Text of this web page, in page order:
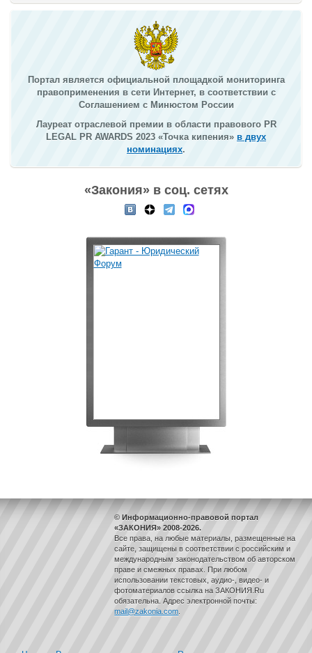
Портал является официальной площадкой мониторинга
правоприменения в сети Интернет, в соответствии с
Соглашением с Минюстом России
Лауреат отраслевой премии в области правового PR
LEGAL PR AWARDS 2023 «Точка кипения» в двух
номинациях.
«Закония» в соц. сетях
© Информационно-правовой портал
«ЗАКОНИЯ» 2008-2026.
Все права, на любые материалы, размещенные на
сайте, защищены в соответствии с российским и
международным законодательством об авторском
праве и смежных правах. При любом
использовании текстовых, аудио-, видео- и
фотоматериалов ссылка на ЗАКОНИЯ.Ru
обязательна. Адрес электронной почты:
mail@zakonia.com